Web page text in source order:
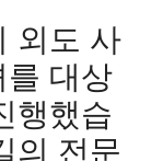
외도 사
대상
행했습
의 전문